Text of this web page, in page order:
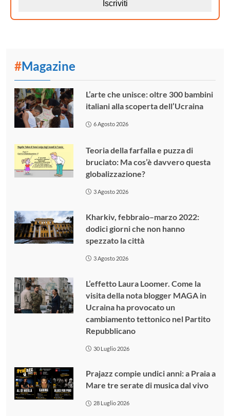
#Magazine
L’arte che unisce: oltre 300 bambini
italiani alla scoperta dell’Ucraina
6 Agosto 2026
Teoria della farfalla e puzza di
bruciato: Ma cos’è davvero questa
globalizzazione?
3 Agosto 2026
Kharkiv, febbraio–marzo 2022:
dodici giorni che non hanno
spezzato la città
3 Agosto 2026
L’effetto Laura Loomer. Come la
visita della nota blogger MAGA in
Ucraina ha provocato un
cambiamento tettonico nel Partito
Repubblicano
30 Luglio 2026
Prajazz compie undici anni: a Praia a
Mare tre serate di musica dal vivo
28 Luglio 2026